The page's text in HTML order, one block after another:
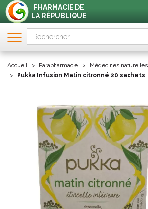
PHARMACIE DE
LA RÉPUBLIQUE
Accueil Parapharmacie Médecines naturelles
Pukka Infusion Matin citronné 20 sachets